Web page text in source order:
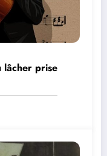
lâcher prise